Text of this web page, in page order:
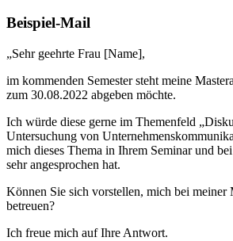
Beispiel-Mail
„Sehr geehrte Frau [Name],
im kommenden Semester steht meine
zum 30.08.2022 abgeben möchte.
Ich würde diese gerne im Themenfeld
Untersuchung von
mich dieses Thema in Ihrem Seminar und
sehr angesprochen hat.
Können Sie sich vorstellen, mich bei meiner
betreuen?
Ich freue mich auf Ihre Antwort.